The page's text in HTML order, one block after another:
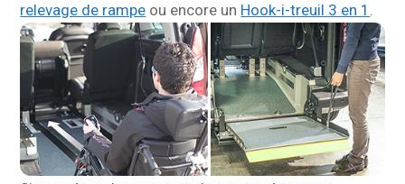
relevage de rampe ou encore un Hook-i-treuil 3 en 1 .